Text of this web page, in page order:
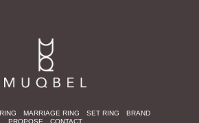
MARRIAGE RING SET RING
BRAND
PROPOSE
CONTACT